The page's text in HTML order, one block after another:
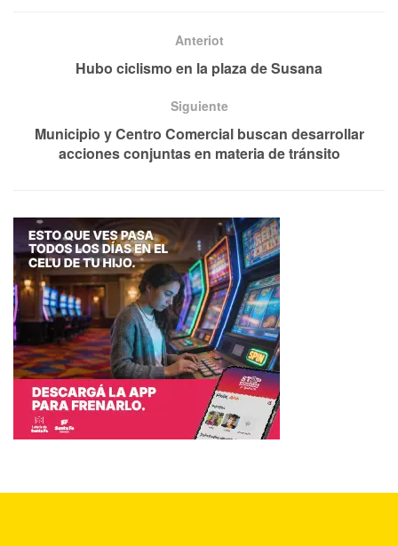
Anteriot
Hubo ciclismo en la plaza de Susana
Siguiente
Municipio y Centro Comercial buscan desarrollar
acciones conjuntas en materia de tránsito